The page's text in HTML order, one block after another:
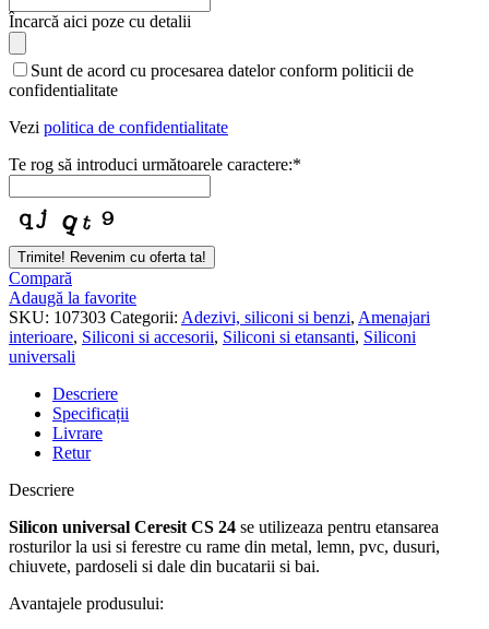
Email
Address
Încarcă aici poze cu detalii
Sunt de acord cu procesarea datelor conform politicii de
confidentialitate
Vezi politica de confidentialitate
Te rog să introduci următoarele caractere:*
Trimite! Revenim cu oferta ta!
Compară
Adaugă la favorite
SKU: 107303 Categorii: Adezivi, siliconi si benzi, Amenajari
interioare, Siliconi si accesorii, Siliconi si etansanti, Siliconi
universali
Descriere
Specificații
Livrare
Retur
Descriere
Silicon universal Ceresit CS 24 se utilizeaza pentru etansarea
rosturilor la usi si ferestre cu rame din metal, lemn, pvc, dusuri,
chiuvete, pardoseli si dale din bucatarii si bai.
Avantajele produsului: